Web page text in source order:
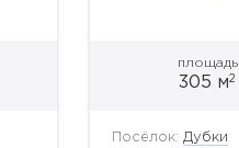
площадь
305 м2
Посёлок: Дубки